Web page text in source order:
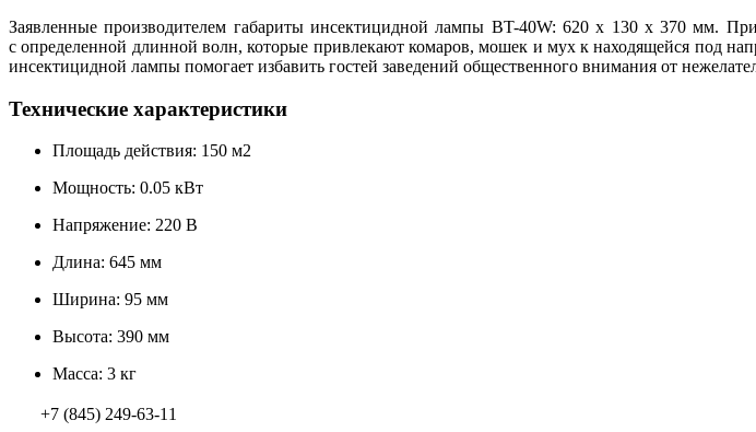
Заявленные производителем габариты инсектицидной лампы BT-40W: 620 х 130 х 370 мм.
с определенной длинной волн, которые привлекают комаров, мошек и мух к находящейся под
инсектицидной лампы помогает избавить гостей заведений общественного внимания от
Технические характеристики
Площадь действия: 150 м2
Мощность: 0.05 кВт
Напряжение: 220 В
Длина: 645 мм
Ширина: 95 мм
Высота: 390 мм
Масса: 3 кг
+7 (845) 249-63-11